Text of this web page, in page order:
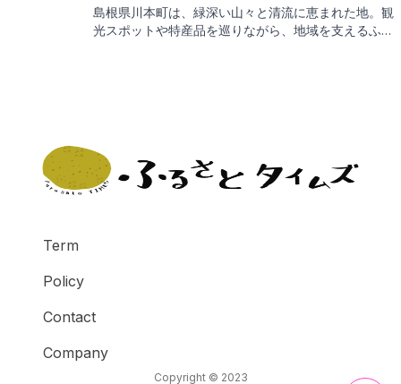
島根県川本町は、緑深い山々と清流に恵まれた地。観
光スポットや特産品を巡りながら、地域を支えるふる
Term
Policy
Contact
Company
Copyright © 2023